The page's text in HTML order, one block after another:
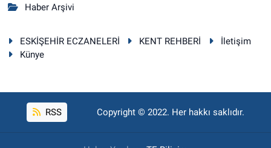
Haber Arşivi
ESKİŞEHİR ECZANELERİ KENT REHBERİ
İletişim
Künye
RSS Copyright © 2022. Her hakkı saklıdır.